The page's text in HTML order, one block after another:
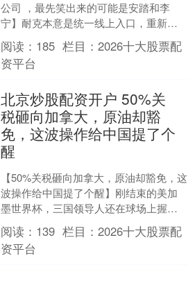
公司 ，最先笑出来的可能是安踏和李
宁】耐克本意是统一线上入口，重新掌
握品牌形象和定价权。但是它忽略了一
点，中国消费者已经习....
阅读： 185 栏目：2026十大股票配
资平台
北京炒股配资开户 50%关
税砸向加拿大，原油却豁
免，这波操作给中国提了个
醒
【50%关税砸向加拿大，原油却豁免，这
波操作给中国提了个醒】刚结束的美加
墨世界杯，三国领导人还在球场上握手
言和，其乐融融。结果呢？转过天来，
特朗普就对加拿大掀了....
阅读： 139 栏目：2026十大股票配
资平台